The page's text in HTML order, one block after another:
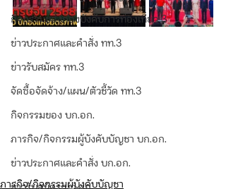
กิจกรรมของกองบังคับการท่องเที่ยว 3
ข่าวประกาศและคำสั่ง ทท.3
ข่าวรับสมัคร ทท.3
จัดซื้อจัดจ้าง/แผน/ตัวชี้วัด ทท.3
กิจกรรมของ บก.อก.
ภารกิจ/กิจกรรมผู้บังคับบัญชา บก.อก.
ข่าวประกาศและคำสั่ง บก.อก.
ภารกิจ/กิจกรรมผู้บังคับบัญชา